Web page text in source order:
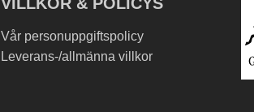
Vår personuppgiftspolicy
Leverans-/allmänna villkor